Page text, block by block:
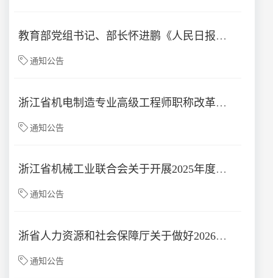
教育部党组书记、部长怀进鹏《人民日报》撰文：加快建设教育强国
通知公告
浙江省机电制造专业高级工程师职称改革工作方案正式颁布
通知公告
浙江省机械工业联合会关于开展2025年度机电制造专业高级工程师职务任职资格评审工作的通知
通知公告
浙省人力资源和社会保障厅关于做好2026年度高级职称评审工作的通知
通知公告